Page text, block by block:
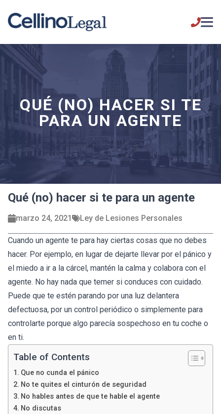
QUÉ (NO) HACER SI TE
PARA UN AGENTE
Qué (no) hacer si te para un agente
marzo 24, 2021 Ley de Lesiones Personales
Cuando un agente te para hay ciertas cosas que no debes
hacer. Por ejemplo, en lugar de dejarte llevar por el pánico y
el miedo a ir a la cárcel, mantén la calma y colabora con el
agente. No hay nada que temer si conduces con cuidado.
Puede que te estén parando por una luz delantera
defectuosa, por un control periódico o simplemente para
controlarte porque algo parecía sospechoso en tu coche o
en ti.
Table of Contents
Que no cunda el pánico
No te quites el cinturón de seguridad
No hables antes de que te hable el agente
No discutas